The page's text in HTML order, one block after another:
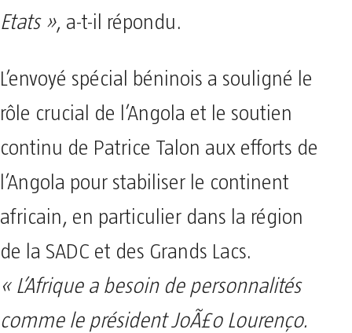
Etats », a-t-il répondu.
L’envoyé spécial béninois a souligné le
rôle crucial de l’Angola et le soutien
continu de Patrice Talon aux efforts de
l’Angola pour stabiliser le continent
africain, en particulier dans la région
de la SADC et des Grands Lacs.
« L’Afrique a besoin de personnalités
comme le président JoÃ£o Lourenço.